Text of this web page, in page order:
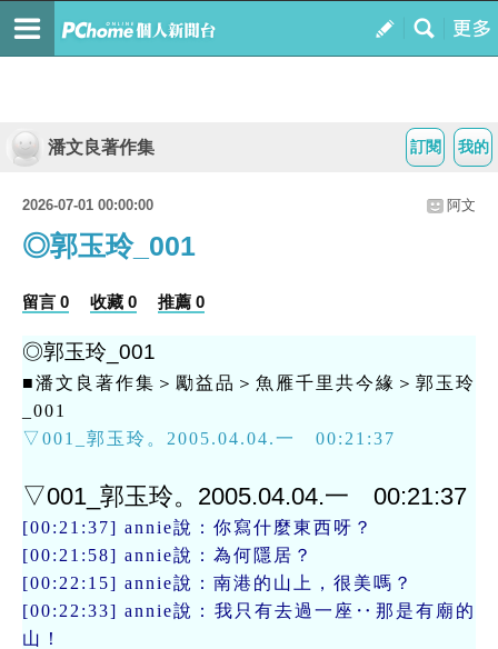
我的
訂閱
潘文良著作集
2026-07-01 00:00:00 阿文
◎郭玉玲_001
留言 0 收藏 0 推薦 0
◎郭玉玲_001
■潘文良著作集＞勵益品＞魚雁千里共今緣＞郭玉玲
_001
▽001_郭玉玲。2005.04.04.一 00:21:37
▽001_郭玉玲。2005.04.04.一 00:21:37
[00:21:37] annie說：你寫什麼東西呀？
[00:21:58] annie說：為何隱居？
[00:22:15] annie說：南港的山上，很美嗎？
[00:22:33] annie說：我只有去過一座‥那是有廟的
山！